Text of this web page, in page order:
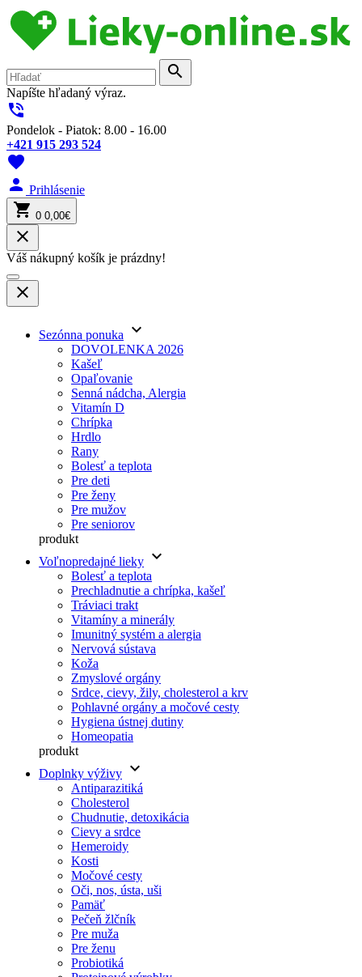
search
Napíšte hľadaný výraz.
phone_in_talk
Pondelok - Piatok: 8.00 - 16.00
+421 915 293 524
favorite
person Prihlásenie
shopping_cart 0 0,00€
close
Váš nákupný košík je prázdny!
close
Sezónna ponuka keyboard_arrow_down
DOVOLENKA 2026
Kašeľ
Opaľovanie
Senná nádcha, Alergia
Vitamín D
Chrípka
Hrdlo
Rany
Bolesť a teplota
Pre deti
Pre ženy
Pre mužov
Pre seniorov
produkt
Voľnopredajné lieky keyboard_arrow_down
Bolesť a teplota
Prechladnutie a chrípka, kašeľ
Tráviaci trakt
Vitamíny a minerály
Imunitný systém a alergia
Nervová sústava
Koža
Zmyslové orgány
Srdce, cievy, žily, cholesterol a krv
Pohlavné orgány a močové cesty
Hygiena ústnej dutiny
Homeopatia
produkt
Doplnky výživy keyboard_arrow_down
Antiparazitiká
Cholesterol
Chudnutie, detoxikácia
Cievy a srdce
Hemeroidy
Kosti
Močové cesty
Oči, nos, ústa, uši
Pamäť
Pečeň žlčník
Pre muža
Pre ženu
Probiotiká